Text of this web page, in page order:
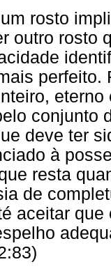
rosto
outro rosto
perfeito.
conjunto
deve ter
à
resta
de
aceitar